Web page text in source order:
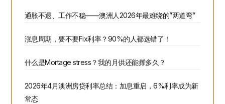
通胀不退、工作不稳——澳洲人2026年最难绕的”两道弯”
涨息周期，要不要Fix利率？90%的人都选错了！
什么是Mortage stress？我的月供还能撑多久？
2026年4月澳洲房贷利率总结：加息重启，6%利率成为新
常态